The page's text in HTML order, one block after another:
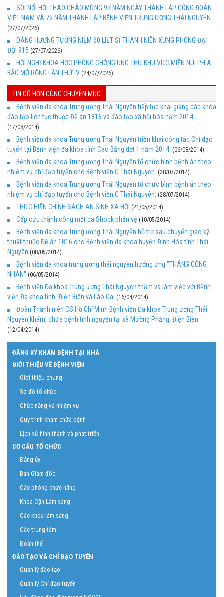
SÔI NỔI HỘI THAO CHÀO MỪNG 97 NĂM NGÀY THÀNH LẬP CÔNG ĐOÀN
VIỆT NAM VÀ 75 NĂM THÀNH LẬP BỆNH VIỆN TRUNG ƯƠNG THÁI NGUYÊN
(27/07/2026)
DÂNG HƯƠNG TƯỞNG NIỆM 60 LIỆT SĨ THANH NIÊN XUNG PHONG ĐẠI
ĐỘI 915 (27/07/2026)
HỘI NGHỊ KHOA HỌC PHÒNG CHỐNG UNG THƯ KHU VỰC MIỀN NÚI PHÍA
BẮC MỞ RỘNG LẦN THỨ IV (24/07/2026)
TIN CŨ HƠN CÙNG CHUYÊN MỤC
Bệnh viện đa khoa Trung ương Thái Nguyên tiếp tục khai giảng các khóa
đào tạo liên tục thuộc Đề án 1816 và đào tạo xã hội hóa năm 2014
(17/08/2014)
Bệnh viện đa khoa Trung ương Thái Nguyên triển khai công tác Chỉ đạo
tuyến tại Bệnh viện đa khoa tỉnh Cao Bằng đợt 1 năm 2014. (06/08/2014)
Bệnh viện đa khoa Trung ương Thái Nguyên tổ chức bình bệnh án theo
nhiệm vụ chỉ đạo tuyến cho Bệnh viện C Thái Nguyên. (28/07/2014)
Bệnh viện đa khoa Trung ương Thái Nguyên tổ chức bình bệnh án theo
nhiệm vụ chỉ đạo tuyến cho Bệnh viện C Thái Nguyên. (28/07/2014)
THỰC HIỆN CHÍNH SÁCH AN SINH XÃ HỘI (21/05/2014)
Cấp cứu thành công một ca Shock phản vệ (10/05/2014)
Bệnh viện đa khoa Trung ương Thái Nguyễn hỗ trợ sau chuyển giao kỹ
thuật thuộc Đề án 1816 cho Bệnh viện đa khoa huyện Định Hóa tỉnh Thái
Nguyên (08/05/2014)
Bệnh viện đa khoa trung ương thái nguyên hưởng ứng "THÁNG CÔNG
NHÂN" (06/05/2014)
Bệnh viện Đa khoa Trung ương Thái Nguyên thăm và làm việc với Bệnh
viện Đa khoa tỉnh: Điện Biên và Lào Cai (16/04/2014)
Đoàn Thanh niên CS Hồ Chí Minh Bệnh viện Đa khoa Trung ương Thái
Nguyên khám, chữa bệnh tình nguyện tại xã Mường Phăng, Điện Biên
(12/04/2014)
ĐĂNG KÝ KHÁM BỆNH TẠI NHÀ
GIỚI THIỆU VỀ BỆNH VIỆN
Giới thiệu chung
Sơ đồ tổ chức
Chức năng và nhiệm vụ
Quy trình khám chữa bệnh
Lịch sử hình thành và phát triển
CƠ CẤU TỔ CHỨC
Đảng ủy
Ban Giám đốc
Các phòng chức năng
Khoa Cận Lâm sàng
Các khoa lâm sàng
Các trung tâm
Đoàn thể
ĐÀO TẠO VÀ CHỈ ĐẠO TUYẾN
Quản lý đào tạo
Quản lý Chỉ đạo tuyến